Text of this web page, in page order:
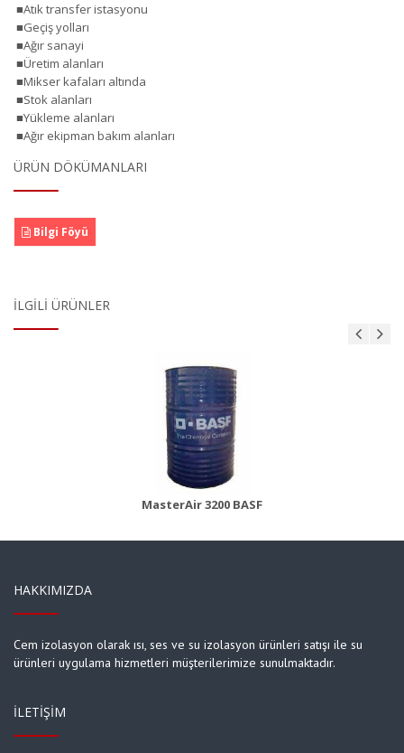
■Atık transfer istasyonu
■Geçiş yolları
■Ağır sanayi
■Üretim alanları
■Mikser kafaları altında
■Stok alanları
■Yükleme alanları
■Ağır ekipman bakım alanları
ÜRÜN DÖKÜMANLARI
Bilgi Föyü
İLGILI ÜRÜNLER
MasterAir 3200 BASF
MasterBrace ADH 1406 (Concresive)
Ürün Detayı
HAKKIMIZDA
Cem izolasyon olarak ısı, ses ve su izolasyon ürünleri satışı ile su
ürünleri uygulama hizmetleri müşterilerimize sunulmaktadır.
İLETIŞIM